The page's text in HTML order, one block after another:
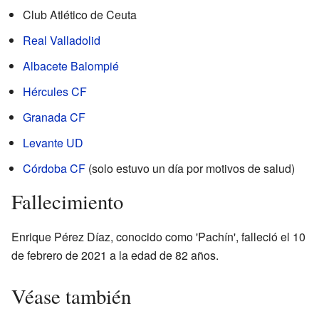
Club Atlético de Ceuta
Real Valladolid
Albacete Balompié
Hércules CF
Granada CF
Levante UD
Córdoba CF (solo estuvo un día por motivos de salud)
Fallecimiento
Enrique Pérez Díaz, conocido como 'Pachín', falleció el 10
de febrero de 2021 a la edad de 82 años.
Véase también